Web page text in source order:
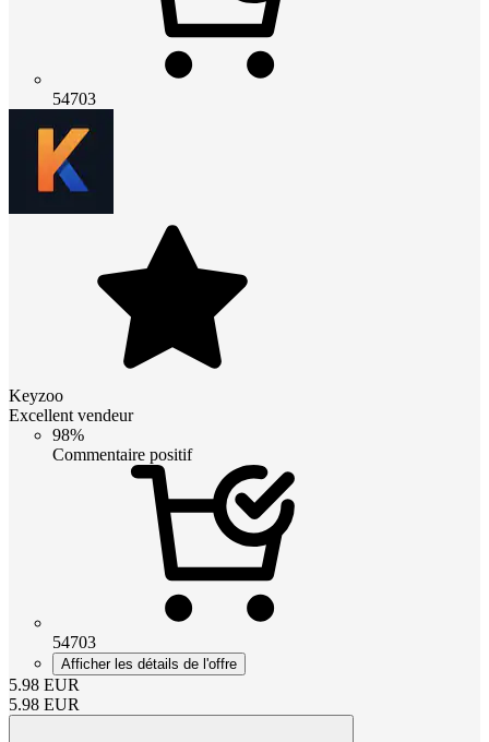
54703
Keyzoo
Excellent vendeur
98%
Commentaire positif
54703
Afficher les détails de l'offre
5.98 EUR
5.98 EUR